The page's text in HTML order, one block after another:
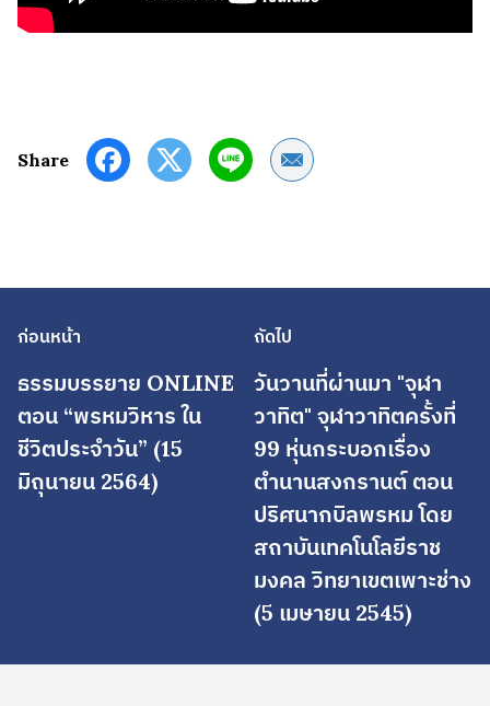
Share Share by Email
ก่อนหน้า
ธรรมบรรยาย ONLINE
ตอน “พรหมวิหาร ใน
ชีวิตประจำวัน” (15
มิถุนายน 2564)
ถัดไป
วันวานที่ผ่านมา "จุฬา
วาทิต" จุฬาวาทิตครั้งที่
99 หุ่นกระบอกเรื่อง
ตำนานสงกรานต์ ตอน
ปริศนากบิลพรหม โดย
สถาบันเทคโนโลยีราช
มงคล วิทยาเขตเพาะช่าง
(5 เมษายน 2545)